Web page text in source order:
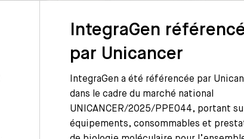
IntegraGen
par Unicancer
IntegraGen a été référencée par
dans le cadre du marché national
UNICANCER/2025/PPE044, portant
équipements, consommables et